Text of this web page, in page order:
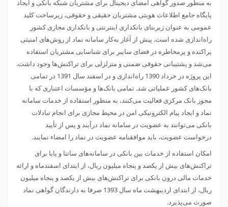
به منظور صدور گواهی امضای دیجیتال برای مشتریان شبکه بانکی و ایجاد
پایگاه جامع اطلاعات هویتی مشتریان حقیقی و حقوقی، زیرساخت کلید
عمومی به عنوان زیربنای بانکداری اینترنتی و بانکداری مجازی کشور
راه‌اندازی شده است. پیش از آغاز به‌کار سامانه نماد از روش‌های امنیتی
پراکنده و پرمخاطره در فضای سایبر برای شناسایی مشتریان استفاده
می‌شد و پشتیبانی حقوقی ضمنی و متزلزلی برای تراکنش‌ها وجود داشت.
این پروژه در خرداد 1390 راه‌اندازی و در اسفند سال 1391 در تمامی
بانک‌های کشور عملیاتی شد. تمامی بانک‌ها و مؤسسات اعتباری که با
مجوز بانک مرکزی فعالیت می‌کنند، به منظور استفاده از خدمات سامانه
نماد و ایجاد پیام الکترونیکی امن در محیط مجازی برای انجام تبادلات
بانکی می‌توانند به عضویت در سامانه نماد درآیند و پس از تأیید
درخواست عضویت، باید موافقنامه عضویت در نماد را امضاء نمایند.
امکان استفاده از خدمات بین بانکی در سامانه‌های ساتنا و پایا برای
تراکنش‌های بیش از یکصد و پنجاه میلیون ریال، از ابتدای اسفندماه و ارائه
خدمات مالی درون بانکی برای تراکنش‌های بیش از یکصد و پنجاه میلیون
ریال، از ابتدای اردیبهشت ماه سال 1393 صرفا به دارندگان گواهی نماد
صورت می‌پذیرد.